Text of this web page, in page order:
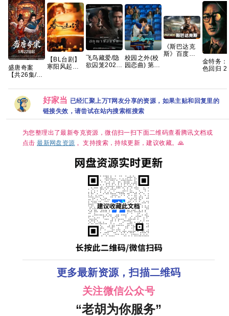
盛唐奇案
【共26集/4K
探案】夸克
【BL台剧】
寒阳风起春
同性 刘竞屿
熊艺文 国语
中字 已更最
新 夸克
飞鸟藏爱/隐
欲囚笼2026
校园之外(校
园恋曲) 第一
《斯巴达克
斯》百度云
金特务：
色回归
百度网盘
好家当 已经汇聚上万T网友分享的资源，如果主贴和回复里的
链接失效，请尝试在站内搜索框搜索
为您整理出了最新夸克资源，微信扫一扫下面二维码查看腾讯文档或
点击最新网盘资源 。支持搜索，持续更新，建议收藏。🙏
更多最新资源，扫描二维码
关注微信公众号
“老胡为你服务”